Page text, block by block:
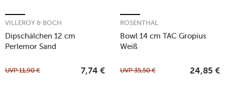
Dipschälchen 12 cm
Perlemor Sand
VILLEROY & BOCH
UVP11,90 € 7,74 €
Bowl 14 cm TAC Gropius
Weiß
ROSENTHAL
UVP35,50 € 24,85 €